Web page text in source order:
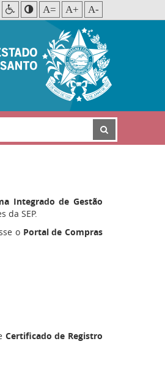
A= A+ A-
Integrado de Gestão
da SEP.
oPortal de Compras
Certificado de Registro